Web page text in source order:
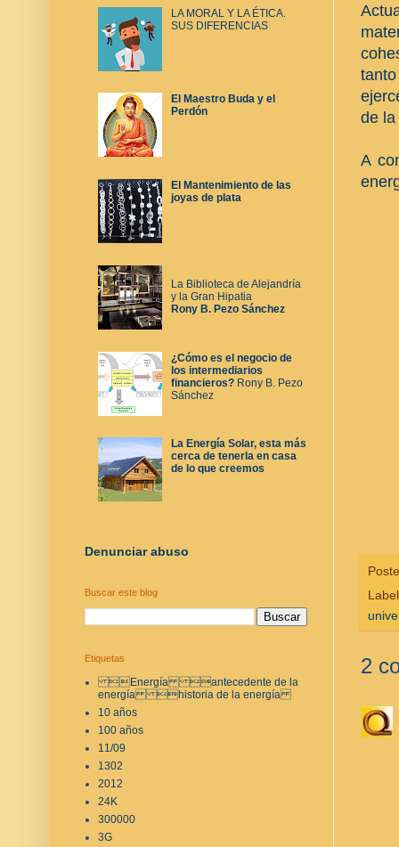
de
A
2
LA MORAL Y LA ÉTICA.
SUS DIFERENCIAS
El Maestro Buda y el
Perdón
El Mantenimiento de las
joyas de plata
La Biblioteca de Alejandría
y la Gran Hipatia
Rony B. Pezo Sánchez
¿Cómo es el negocio de
los intermediarios
financieros?Rony B. Pezo
Sánchez
La Energía Solar, esta más
cerca de tenerla en casa
de lo que creemos
Denunciar abuso
Buscar este blog
Etiquetas
Energía antecedente de la
energía historia de la energía
10 años
100 años
11/09
1302
2012
24K
300000
3G